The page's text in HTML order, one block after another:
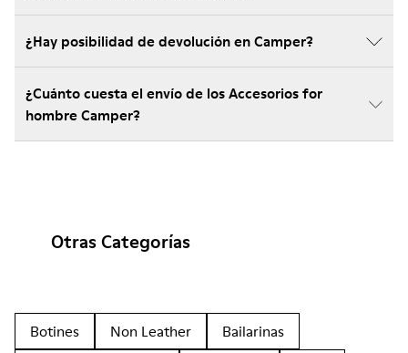
¿Hay posibilidad de devolución en Camper?
¿Cuánto cuesta el envío de los Accesorios for
hombre Camper?
Otras Categorías
Botines Non Leather
Bailarinas